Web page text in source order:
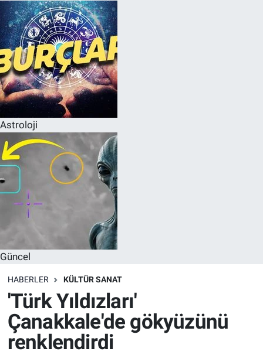
Astroloji
Güncel
HABERLER KÜLTÜR SANAT
'Türk Yıldızları'
Çanakkale'de gökyüzünü
renklendirdi